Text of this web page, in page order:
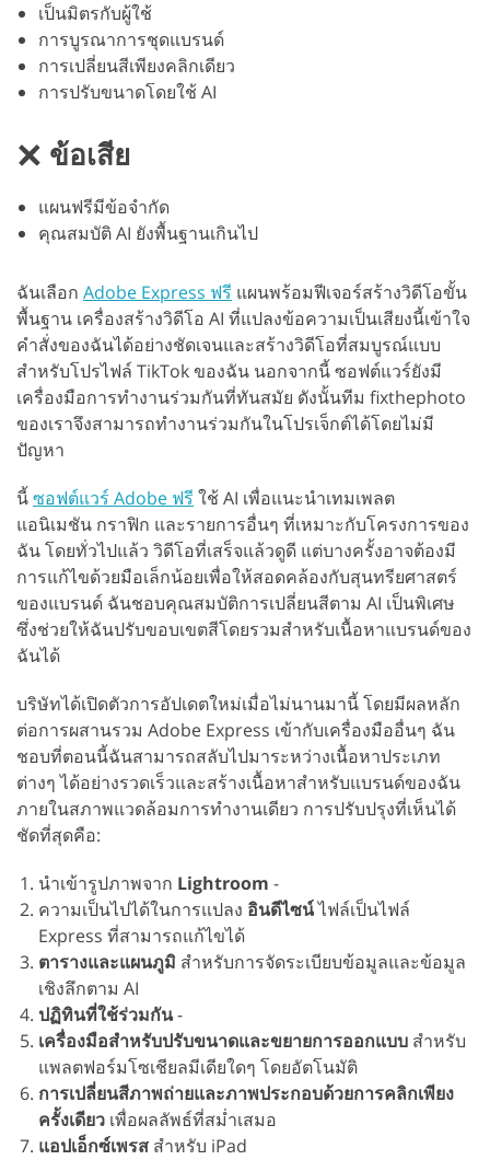
เป็นมิตรกับผู้ใช้
การบูรณาการชุดแบรนด์
การเปลี่ยนสีเพียงคลิกเดียว
การปรับขนาดโดยใช้ AI
ข้อเสีย
แผนฟรีมีข้อจำกัด
คุณสมบัติ AI ยังพื้นฐานเกินไป
ฉันเลือก Adobe Express ฟรี แผนพร้อมฟีเจอร์สร้างวิดีโอขั้น
พื้นฐาน เครื่องสร้างวิดีโอ AI ที่แปลงข้อความเป็นเสียงนี้เข้าใจ
คำสั่งของฉันได้อย่างชัดเจนและสร้างวิดีโอที่สมบูรณ์แบบ
สำหรับโปรไฟล์ TikTok ของฉัน นอกจากนี้ ซอฟต์แวร์ยังมี
เครื่องมือการทำงานร่วมกันที่ทันสมัย ดังนั้นทีม fixthephoto
ของเราจึงสามารถทำงานร่วมกันในโปรเจ็กต์ได้โดยไม่มี
ปัญหา
นี้ซอฟต์แวร์ Adobe ฟรี ใช้ AI เพื่อแนะนำเทมเพลต
แอนิเมชัน กราฟิก และรายการอื่นๆ ที่เหมาะกับโครงการของ
ฉัน โดยทั่วไปแล้ว วิดีโอที่เสร็จแล้วดูดี แต่บางครั้งอาจต้องมี
การแก้ไขด้วยมือเล็กน้อยเพื่อให้สอดคล้องกับสุนทรียศาสตร์
ของแบรนด์ ฉันชอบคุณสมบัติการเปลี่ยนสีตาม AI เป็นพิเศษ
ซึ่งช่วยให้ฉันปรับขอบเขตสีโดยรวมสำหรับเนื้อหาแบรนด์ของ
ฉันได้
บริษัทได้เปิดตัวการอัปเดตใหม่เมื่อไม่นานมานี้ โดยมีผลหลัก
ต่อการผสานรวม Adobe Express เข้ากับเครื่องมืออื่นๆ ฉัน
ชอบที่ตอนนี้ฉันสามารถสลับไปมาระหว่างเนื้อหาประเภท
ต่างๆ ได้อย่างรวดเร็วและสร้างเนื้อหาสำหรับแบรนด์ของฉัน
ภายในสภาพแวดล้อมการทำงานเดียว การปรับปรุงที่เห็นได้
ชัดที่สุดคือ:
นำเข้ารูปภาพจาก Lightroom -
ความเป็นไปได้ในการแปลง อินดีไซน์ไฟล์เป็นไฟล์
Express ที่สามารถแก้ไขได้
ตารางและแผนภูมิ สำหรับการจัดระเบียบข้อมูลและข้อมูล
เชิงลึกตาม AI
ปฏิทินที่ใช้ร่วมกัน-
เครื่องมือสำหรับปรับขนาดและขยายการออกแบบ สำหรับ
แพลตฟอร์มโซเชียลมีเดียใดๆ โดยอัตโนมัติ
การเปลี่ยนสีภาพถ่ายและภาพประกอบด้วยการคลิกเพียง
ครั้งเดียว เพื่อผลลัพธ์ที่สม่ำเสมอ
แอปเอ็กซ์เพรส สำหรับ iPad